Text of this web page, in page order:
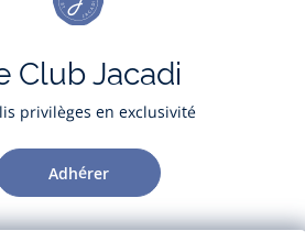
Club Jacadi
privilèges en exclusivité
Adhérer